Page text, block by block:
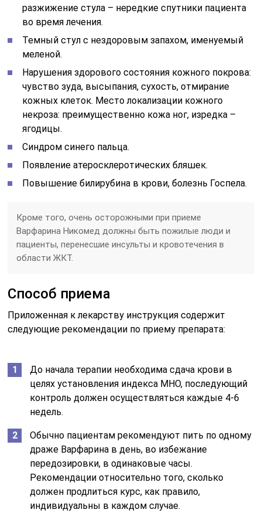
разжижение стула – нередкие спутники пациента
во время лечения.
Темный стул с нездоровым запахом, именуемый
меленой.
Нарушения здорового состояния кожного покрова:
чувство зуда, высыпания, сухость, отмирание
кожных клеток. Место локализации кожного
некроза: преимущественно кожа ног, изредка –
ягодицы.
Синдром синего пальца.
Появление атеросклеротических бляшек.
Повышение билирубина в крови, болезнь Госпела.
Кроме того, очень осторожными при приеме
Варфарина Никомед должны быть пожилые люди и
пациенты, перенесшие инсульты и кровотечения в
области ЖКТ.
Способ приема
Приложенная к лекарству инструкция содержит
следующие рекомендации по приему препарата:
До начала терапии необходима сдача крови в
целях установления индекса МНО, последующий
контроль должен осуществляться каждые 4-6
недель.
Обычно пациентам рекомендуют пить по одному
драже Варфарина в день, во избежание
передозировки, в одинаковые часы.
Рекомендации относительно того, сколько
должен продлиться курс, как правило,
индивидуальны в каждом случае.